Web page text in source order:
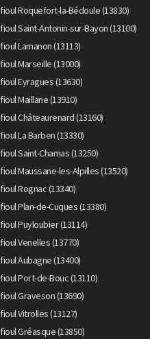
fioul Roquefort-la-Bédoule (13830)
fioul Saint-Antonin-sur-Bayon (13100)
fioul Lamanon (13113)
fioul Marseille (13000)
fioul Eyragues (13630)
fioul Maillane (13910)
fioul Châteaurenard (13160)
fioul La Barben (13330)
fioul Saint-Chamas (13250)
fioul Maussane-les-Alpilles (13520)
fioul Rognac (13340)
fioul Plan-de-Cuques (13380)
fioul Puyloubier (13114)
fioul Venelles (13770)
fioul Aubagne (13400)
fioul Port-de-Bouc (13110)
fioul Graveson (13690)
fioul Vitrolles (13127)
fioul Gréasque (13850)